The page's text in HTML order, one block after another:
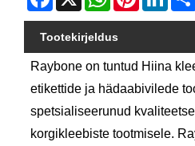
Tootekirjeldus
Raybone on tuntud Hiina
etikettide ja hädaabivilede
spetsialiseerunud
korgikleebiste tootmisele.